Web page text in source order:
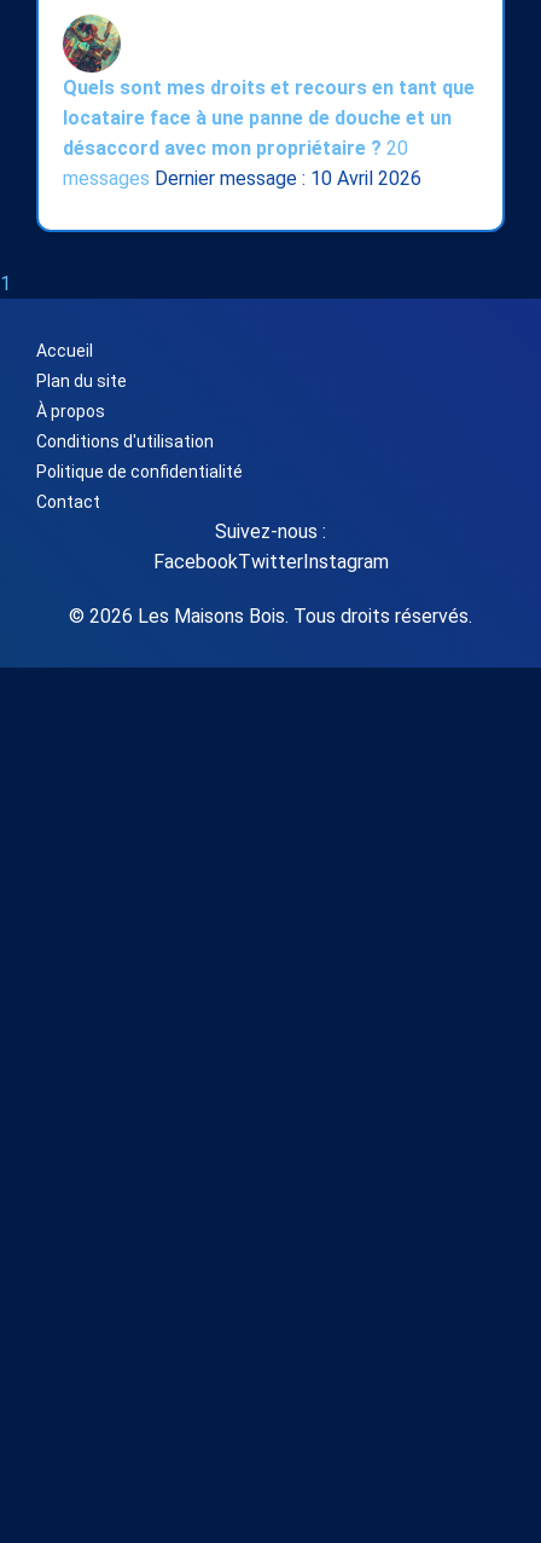
Quels sont mes droits et recours en tant que
locataire face à une panne de douche et un
désaccord avec mon propriétaire ? 20
messages Dernier message : 10 Avril 2026
1
Accueil
Plan du site
À propos
Conditions d'utilisation
Politique de confidentialité
Contact
Suivez-nous :
FacebookTwitterInstagram
© 2026 Les Maisons Bois. Tous droits réservés.